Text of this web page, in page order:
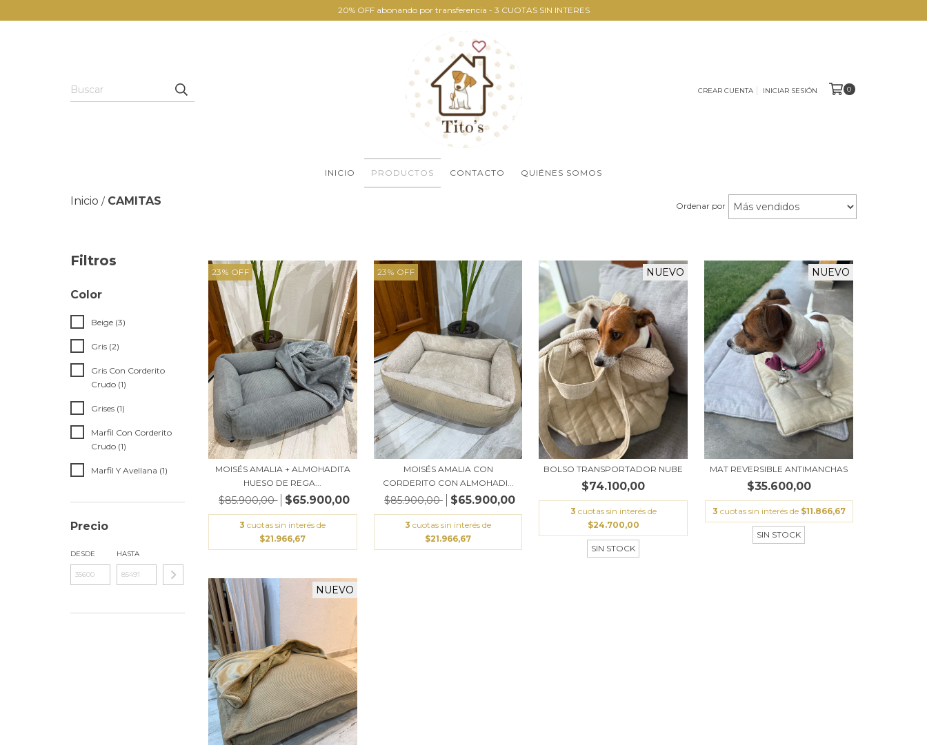
20% OFF abonando por transferencia - 3 CUOTAS SIN INTERES
CREAR CUENTA INICIAR SESIÓN 0
INICIO PRODUCTOS CONTACTO QUIÉNES SOMOS
Inicio / CAMITAS Ordenar por
Filtros
Color
Beige (3)
Gris (2)
Gris Con Corderito
Crudo (1)
Grises (1)
Marfil Con Corderito
Crudo (1)
Marfil Y Avellana (1)
Precio
DESDE HASTA
23% OFF
MOISÉS AMALIA + ALMOHADITA
HUESO DE REGA...
$85.900,00 $65.900,00
3 cuotas sin interés de
$21.966,67
23% OFF
MOISÉS AMALIA CON
CORDERITO CON ALMOHADI...
$85.900,00 $65.900,00
3 cuotas sin interés de
$21.966,67
NUEVO
BOLSO TRANSPORTADOR NUBE
$74.100,00
3 cuotas sin interés de
$24.700,00
SIN STOCK
NUEVO
MAT REVERSIBLE ANTIMANCHAS
$35.600,00
3 cuotas sin interés de $11.866,67
SIN STOCK
NUEVO